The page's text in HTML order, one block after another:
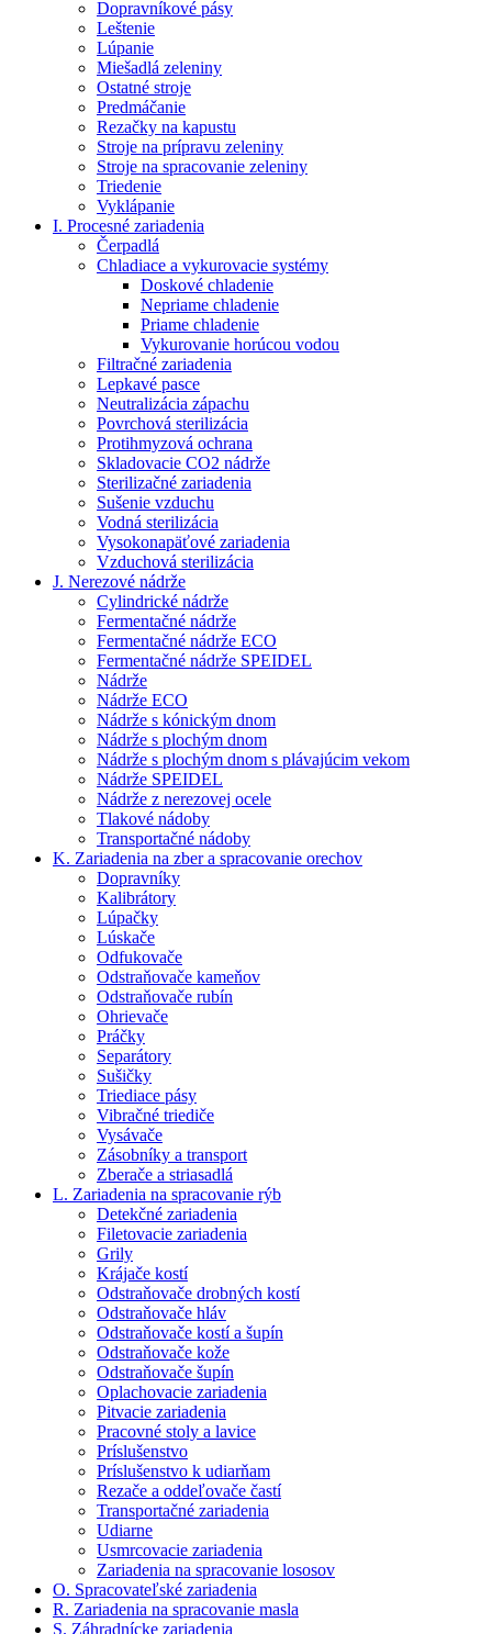
Dopravníkové pásy
Leštenie
Lúpanie
Miešadlá zeleniny
Ostatné stroje
Predmáčanie
Rezačky na kapustu
Stroje na prípravu zeleniny
Stroje na spracovanie zeleniny
Triedenie
Vyklápanie
I. Procesné zariadenia
Čerpadlá
Chladiace a vykurovacie systémy
Doskové chladenie
Nepriame chladenie
Priame chladenie
Vykurovanie horúcou vodou
Filtračné zariadenia
Lepkavé pasce
Neutralizácia zápachu
Povrchová sterilizácia
Protihmyzová ochrana
Skladovacie CO2 nádrže
Sterilizačné zariadenia
Sušenie vzduchu
Vodná sterilizácia
Vysokonapäťové zariadenia
Vzduchová sterilizácia
J. Nerezové nádrže
Cylindrické nádrže
Fermentačné nádrže
Fermentačné nádrže ECO
Fermentačné nádrže SPEIDEL
Nádrže
Nádrže ECO
Nádrže s kónickým dnom
Nádrže s plochým dnom
Nádrže s plochým dnom s plávajúcim vekom
Nádrže SPEIDEL
Nádrže z nerezovej ocele
Tlakové nádoby
Transportačné nádoby
K. Zariadenia na zber a spracovanie orechov
Dopravníky
Kalibrátory
Lúpačky
Lúskače
Odfukovače
Odstraňovače kameňov
Odstraňovače rubín
Ohrievače
Práčky
Separátory
Sušičky
Triediace pásy
Vibračné triediče
Vysávače
Zásobníky a transport
Zberače a striasadlá
L. Zariadenia na spracovanie rýb
Detekčné zariadenia
Filetovacie zariadenia
Grily
Krájače kostí
Odstraňovače drobných kostí
Odstraňovače hláv
Odstraňovače kostí a šupín
Odstraňovače kože
Odstraňovače šupín
Oplachovacie zariadenia
Pitvacie zariadenia
Pracovné stoly a lavice
Príslušenstvo
Príslušenstvo k udiarňam
Rezače a oddeľovače častí
Transportačné zariadenia
Udiarne
Usmrcovacie zariadenia
Zariadenia na spracovanie lososov
O. Spracovateľské zariadenia
R. Zariadenia na spracovanie masla
S. Záhradnícke zariadenia